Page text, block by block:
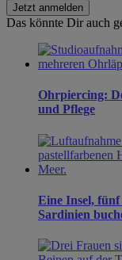
Das könnte Dir auch
Ohrpiercing:
und Pflege
Eine Insel,
Sardinien